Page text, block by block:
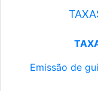
Emissão de